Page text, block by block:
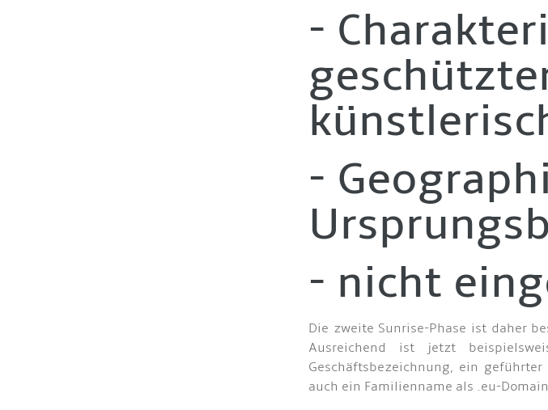
-
-
- nicht
Die zweite Sunrise-Phase ist daher
Ausreichend ist jetzt
Geschäftsbezeichnung, ein
auch ein Familienname als .eu-